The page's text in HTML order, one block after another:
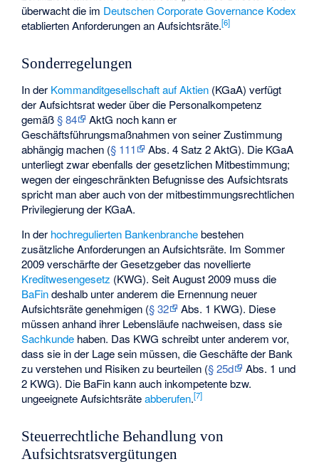
überwacht die im Deutschen Corporate Governance Kodex
etablierten Anforderungen an Aufsichtsräte.[6]
Sonderregelungen
In der Kommanditgesellschaft auf Aktien (KGaA) verfügt
der Aufsichtsrat weder über die Personalkompetenz
gemäß§ 84
AktG noch kann er
Geschäftsführungsmaßnahmen von seiner Zustimmung
abhängig machen (§ 111
Abs. 4 Satz 2 AktG). Die KGaA
unterliegt zwar ebenfalls der gesetzlichen Mitbestimmung;
wegen der eingeschränkten Befugnisse des Aufsichtsrats
spricht man aber auch von der mitbestimmungsrechtlichen
Privilegierung der KGaA.
In der hochregulierten Bankenbranchebestehen
zusätzliche Anforderungen an Aufsichtsräte. Im Sommer
2009 verschärfte der Gesetzgeber das novellierte
Kreditwesengesetz (KWG). Seit August 2009 muss die
BaFindeshalb unter anderem die Ernennung neuer
Aufsichtsräte genehmigen (§ 32
Abs. 1 KWG). Diese
müssen anhand ihrer Lebensläufe nachweisen, dass sie
Sachkunde haben. Das KWG schreibt unter anderem vor,
dass sie in der Lage sein müssen, die Geschäfte der Bank
zu verstehen und Risiken zu beurteilen (§ 25d
Abs. 1 und
2 KWG). Die BaFin kann auch inkompetente bzw.
ungeeignete Aufsichtsräteabberufen.[7]
Steuerrechtliche Behandlung von
Aufsichtsratsvergütungen